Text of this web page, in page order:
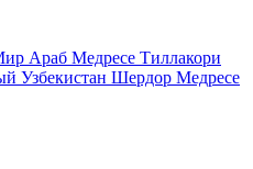
Араб Медресе Тиллакори
Узбекистан Шердор Медресе